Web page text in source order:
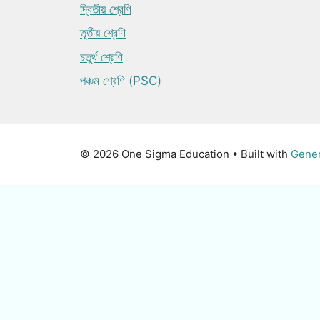
দ্বিতীয় শ্রেণি
তৃতীয় শ্রেণি
চতুর্থ শ্রেণি
পঞ্চম শ্রেণি (PSC)
© 2026 One Sigma Education • Built with